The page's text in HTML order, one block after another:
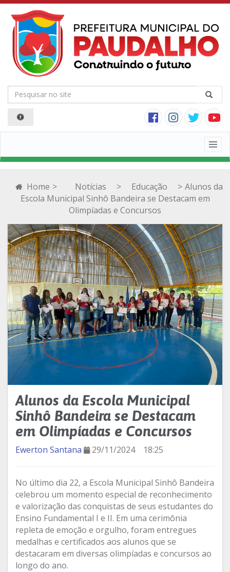
Home > Notícias > Educação > Alunos da
Escola Municipal Sinhô Bandeira se Destacam em
Olimpíadas e Concursos
Alunos da Escola Municipal
Sinhô Bandeira se Destacam
em Olimpíadas e Concursos
Ewerton Santana 29/11/2024 18:25
No último dia 22, a Escola Municipal Sinhô Bandeira
celebrou um momento especial de reconhecimento
e valorização das conquistas de seus estudantes do
Ensino Fundamental I e II. Em uma cerimônia
repleta de emoção e orgulho, foram entregues
medalhas e certificados aos alunos que se
destacaram em diversas olimpíadas e concursos ao
longo do ano.